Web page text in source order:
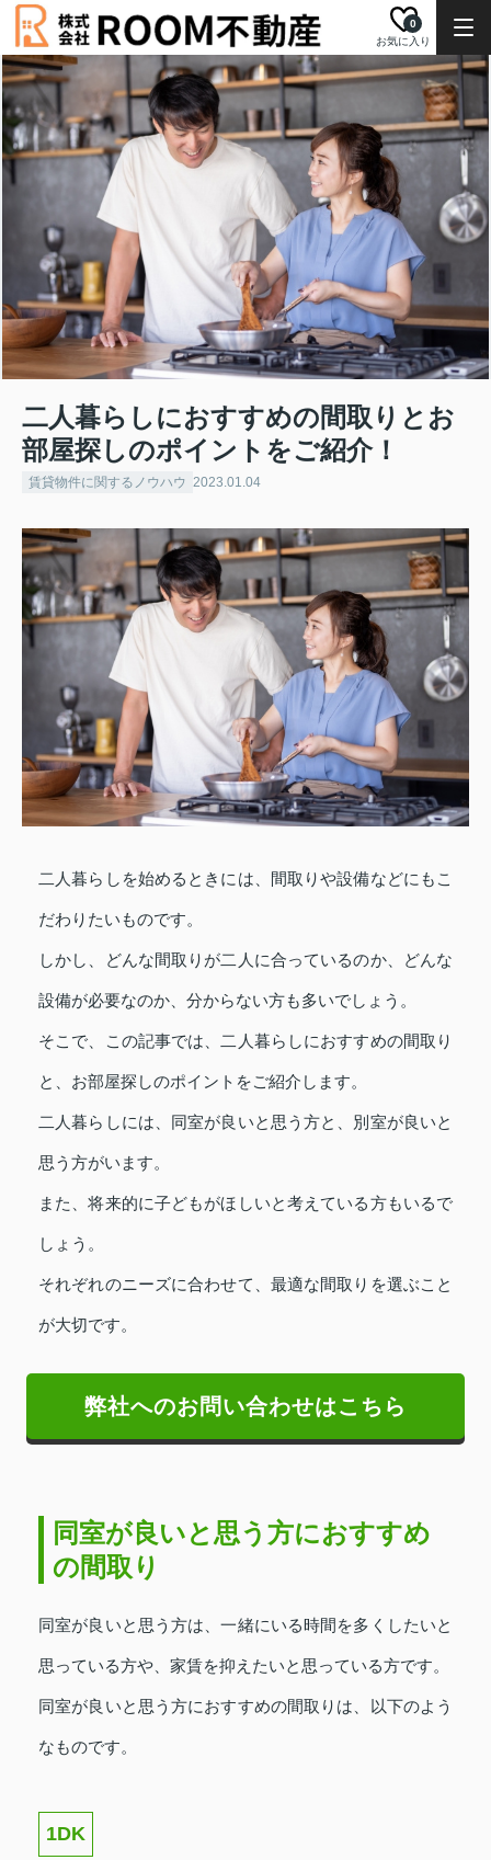
お気に入り
0
二人暮らしにおすすめの間取りとお
部屋探しのポイントをご紹介！
賃貸物件に関するノウハウ 2023.01.04
二人暮らしを始めるときには、間取りや設備などにもこ
だわりたいものです。
しかし、どんな間取りが二人に合っているのか、どんな
設備が必要なのか、分からない方も多いでしょう。
そこで、この記事では、二人暮らしにおすすめの間取り
と、お部屋探しのポイントをご紹介します。
二人暮らしには、同室が良いと思う方と、別室が良いと
思う方がいます。
また、将来的に子どもがほしいと考えている方もいるで
しょう。
それぞれのニーズに合わせて、最適な間取りを選ぶこと
が大切です。
弊社へのお問い合わせはこちら
同室が良いと思う方におすすめ
の間取り
同室が良いと思う方は、一緒にいる時間を多くしたいと
思っている方や、家賃を抑えたいと思っている方です。
同室が良いと思う方におすすめの間取りは、以下のよう
なものです。
1DK